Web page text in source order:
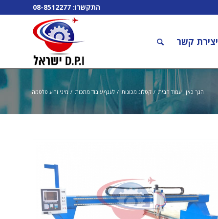
התקשרו: 08-8512277
יצירת קשר
הנך כאן: עמוד הבית / קטלוג מכונות / לענף עיבוד מתכות / מיני זרוע פלסמה